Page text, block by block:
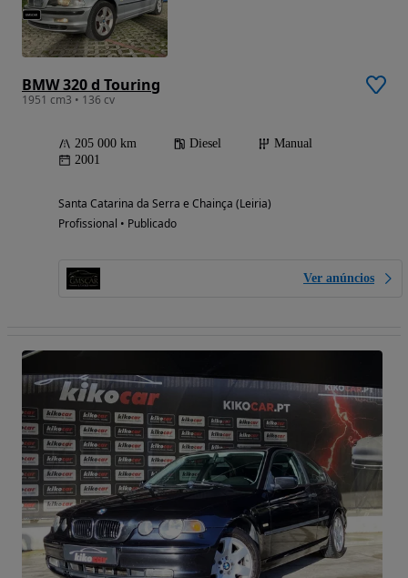
BMW 320 d Touring
1951 cm3 • 136 cv
205 000 km Diesel
Manual
2001
Santa Catarina da Serra e Chainça (Leiria)
Profissional • Publicado
Ver anúncios